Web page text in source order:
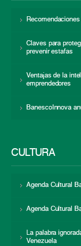
Claves para
prevenir estafas
Ventajas de la
emprendedores
BanescoInnova
CULTURA
Agenda Cultural
Agenda Cultural
La palabra
Venezuela